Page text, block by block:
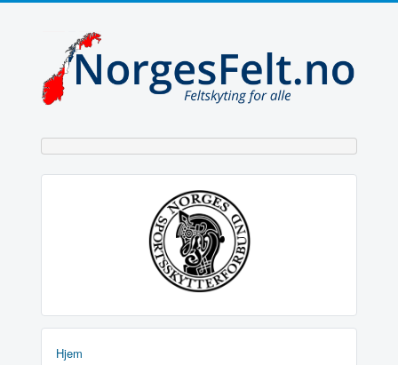
Hjem